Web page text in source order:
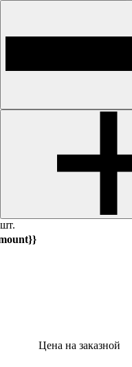
шт.
Цена на заказной